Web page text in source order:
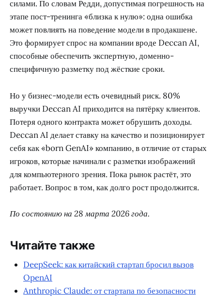
силами. По словам Редди, допустимая погрешность на
этапе пост-тренинга «близка к нулю»: одна ошибка
может повлиять на поведение модели в продакшене.
Это формирует спрос на компании вроде Deccan AI,
способные обеспечить экспертную, доменно-
специфичную разметку под жёсткие сроки.
Но у бизнес-модели есть очевидный риск. 80%
выручки Deccan AI приходится на пятёрку клиентов.
Потеря одного контракта может обрушить доходы.
Deccan AI делает ставку на качество и позиционирует
себя как «born GenAI» компанию, в отличие от старых
игроков, которые начинали с разметки изображений
для компьютерного зрения. Пока рынок растёт, это
работает. Вопрос в том, как долго рост продолжится.
По состоянию на 28 марта 2026 года.
Читайте также
DeepSeek: как китайский стартап бросил вызов
OpenAI
Anthropic Claude: от стартапа по безопасности